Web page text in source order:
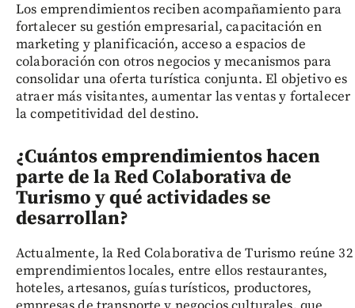
Los emprendimientos reciben acompañamiento para
fortalecer su gestión empresarial, capacitación en
marketing y planificación, acceso a espacios de
colaboración con otros negocios y mecanismos para
consolidar una oferta turística conjunta. El objetivo es
atraer más visitantes, aumentar las ventas y fortalecer
la competitividad del destino.
¿Cuántos emprendimientos hacen
parte de la Red Colaborativa de
Turismo y qué actividades se
desarrollan?
Actualmente, la Red Colaborativa de Turismo reúne 32
emprendimientos locales, entre ellos restaurantes,
hoteles, artesanos, guías turísticos, productores,